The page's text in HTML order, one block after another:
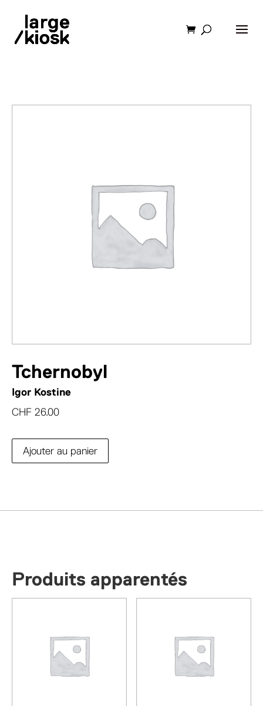
Tchernobyl
Igor Kostine
CHF 26.00
Ajouter au panier
Produits apparentés